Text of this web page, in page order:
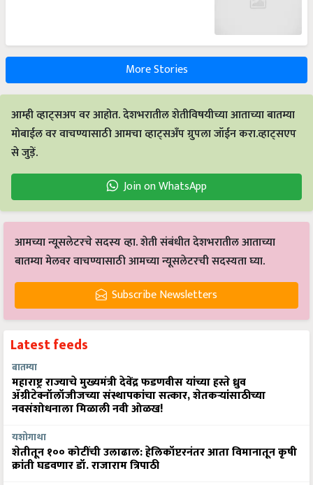
More Stories
आम्ही व्हाट्सअप वर आहोत. देशभरातील शेतीविषयीच्या आताच्या बातम्या
मोबाईल वर वाचण्यासाठी आमचा व्हाट्सअँप ग्रुपला जॉईन करा.व्हाट्सएप
से जुड़ें.
Join on WhatsApp
आमच्या न्यूसलेटरचे सदस्य व्हा. शेती संबंधीत देशभरातील आताच्या
बातम्या मेलवर वाचण्यासाठी आमच्या न्यूसलेटरची सदस्यता घ्या.
Subscribe Newsletters
Latest feeds
बातम्या
महाराष्ट्र राज्याचे मुख्यमंत्री देवेंद्र फडणवीस यांच्या हस्ते ध्रुव
ॲग्रीटेक्नॉलॉजीजच्या संस्थापकांचा सत्कार, शेतकऱ्यांसाठीच्या
नवसंशोधनाला मिळाली नवी ओळख!
यशोगाथा
शेतीतून १०० कोटींची उलाढाल: हेलिकॉप्टरनंतर आता विमानातून कृषी
क्रांती घडवणार डॉ. राजाराम त्रिपाठी